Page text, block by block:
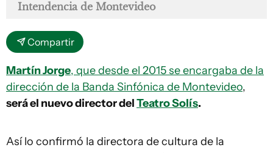
Intendencia de Montevideo
Compartir
Martín Jorge, que desde el 2015 se encargaba de la
dirección de la Banda Sinfónica de Montevideo,
será el nuevo director delTeatro Solís.
Así lo confirmó la directora de cultura de la